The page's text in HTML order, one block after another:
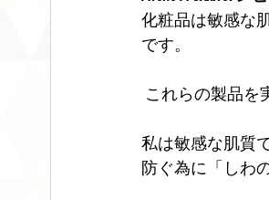
化粧品は敏感な
です。
これらの製品を
私は敏感な肌質
防ぐ為に「しわ